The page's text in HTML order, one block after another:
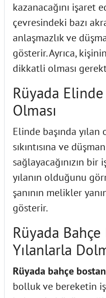
kazanacağını işaret
çevresindeki bazı
anlaşmazlık ve
gösterir. Ayrıca,
dikkatli olması
Rüyada Elinde
Olması
Elinde başında yılan
sıkıntısına ve
sağlayacağınızın bir
yılanın olduğunu
şanının melikler
gösterir.
Rüyada Bahçe
Yılanlarla
Rüyada bahçe
bolluk ve bereketin